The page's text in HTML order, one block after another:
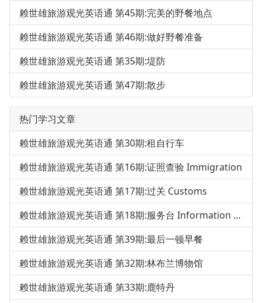
赖世雄旅游观光英语通 第45期:完美的野餐地点
赖世雄旅游观光英语通 第46期:做好野餐准备
赖世雄旅游观光英语通 第35期:堤防
赖世雄旅游观光英语通 第47期:散步
热门学习文章
赖世雄旅游观光英语通 第30期:租自行车
赖世雄旅游观光英语通 第16期:证照查验 Immigration
赖世雄旅游观光英语通 第17期:过关 Customs
赖世雄旅游观光英语通 第18期:服务台 Information Desk
赖世雄旅游观光英语通 第39期:最后一顿早餐
赖世雄旅游观光英语通 第32期:林布兰博物馆
赖世雄旅游观光英语通 第33期:鹿特丹